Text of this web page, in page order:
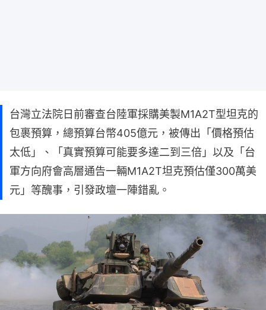
台灣立法院日前審查台陸軍採購美製M1A2T型坦克的
包裹預算，總預算台幣405億元，被傳出「價格預估
太低」、「真實預算可能要多達二到三倍」以及「台
軍方向府會高層通告一輛M1A2T坦克預估僅300萬美
元」等醜事，引發政壇一陣錯亂。